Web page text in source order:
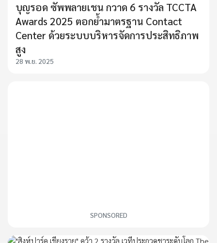
บุญรอด ซัพพลายเชน กวาด 6 รางวัล TCCTA
Awards 2025 ตอกย้ำมาตรฐาน Contact
Center ด้วยระบบบริหารจัดการประสิทธิภาพ
สูง
28 พ.ย. 2025
SPONSORED